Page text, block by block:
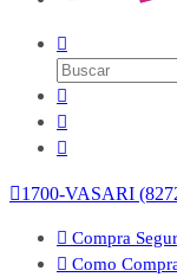




1700-VASARI
 Compra
 Como